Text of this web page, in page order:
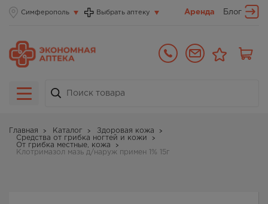
Симферополь Выбрать аптеку Аренда Блог
Главная Каталог
Здоровая кожа
Средства от грибка ногтей и кожи
От грибка местные, кожа
Клотримазол мазь д/наруж примен 1% 15г